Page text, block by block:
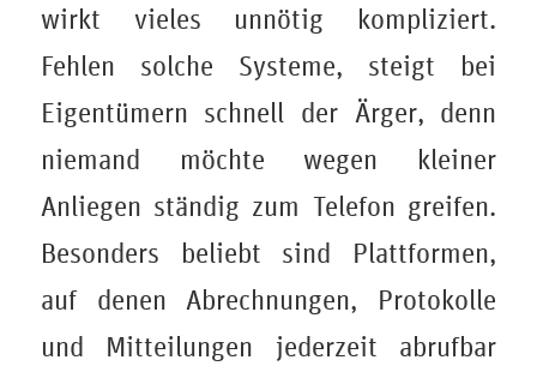
wirkt vieles unnötig kompliziert.
Fehlen solche Systeme, steigt bei
Eigentümern schnell der Ärger, denn
niemand möchte wegen kleiner
Anliegen ständig zum Telefon greifen.
Besonders beliebt sind Plattformen,
auf denen Abrechnungen, Protokolle
und Mitteilungen jederzeit abrufbar